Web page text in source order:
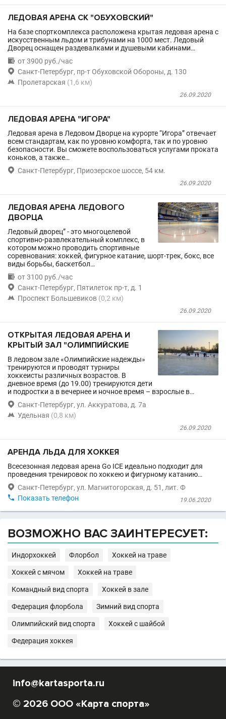
ЛЕДОВАЯ АРЕНА СК "ОБУХОВСКИЙ"
На базе спорткомплекса расположена крытая ледовая арена с
искусственным льдом и трибунами на 1000 мест. Ледовый
Дворец оснащен раздевалками и душевыми кабинами…
 от 3900 руб./час
 Санкт-Петербург, пр-т Обуховской Обороны, д. 130
 Пролетарская (1,6 км)
26.09.2020
ЛЕДОВАЯ АРЕНА "ИГОРА"
Ледовая арена в Ледовом Дворце на курорте “Игора” отвечает
всем стандартам, как по уровню комфорта, так и по уровню
безопасности. Вы сможете воспользоваться услугами проката
коньков, а также…
 Санкт-Петербург, Приозерское шоссе, 54 км.
26.09.2020
ЛЕДОВАЯ АРЕНА ЛЕДОВОГО
ДВОРЦА
Ледовый дворец” - это многоцелевой
спортивно-развлекательный комплекс, в
котором можно проводить спортивные
соревнования: хоккей, фигурное катание, шорт-трек, бокс, все
виды борьбы, баскетбол…
 от 3100 руб./час
 Санкт-Петербург, Пятилеток пр-т, д. 1
 Проспект Большевиков (0,2 км)
26.09.2020
ОТКРЫТАЯ ЛЕДОВАЯ АРЕНА И
КРЫТЫЙ ЗАЛ "ОЛИМПИЙСКИЕ
В ледовом зале «Олимпийские надежды»
тренируются и проводят турниры
хоккеисты различных возрастов. В
дневное время (до 19.00) тренируются дети
и подростки а в вечернее и ночное время – взрослые в…
 Санкт-Петербург, ул. Аккуратова, д. 7а
 Удельная (0,8 км)
26.09.2020
АРЕНДА ЛЬДА ДЛЯ ХОККЕЯ
Всесезонная ледовая арена Go ICE идеально подходит для
проведения тренировок по хоккею и фигурному катанию…
 Санкт-Петербург, ул. Магнитогорская, д. 51, лит. Ф
19.06.2020
 Показать телефон
ВОЗМОЖНО ВАС ЗАИНТЕРЕСУЕТ:
Индорхоккей Флорбол Хоккей на траве
Хоккей с мячом Хоккей на траве
Командный вид спорта Хоккей в зале
Федерация флорбола Зимний вид спорта
Олимпийский вид спорта Хоккей с шайбой
Федерация хоккея
info@kartasporta.ru
© 2026 ООО «Карта спорта»